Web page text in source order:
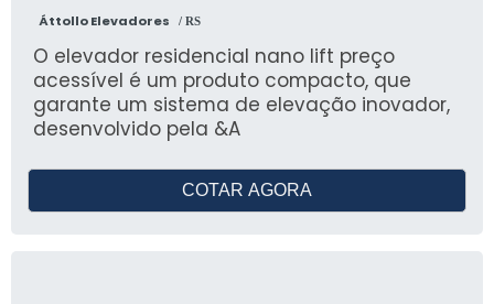
Áttollo Elevadores / RS
O elevador residencial nano lift preço
acessível é um produto compacto, que
garante um sistema de elevação inovador,
desenvolvido pela &A
COTAR AGORA